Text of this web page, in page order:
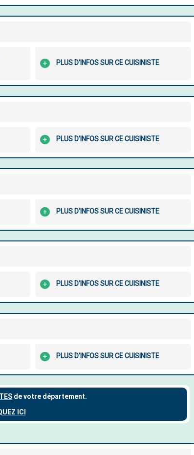
PLUS D'INFOS SUR CE CUISINISTE
PLUS D'INFOS SUR CE CUISINISTE
PLUS D'INFOS SUR CE CUISINISTE
PLUS D'INFOS SUR CE CUISINISTE
PLUS D'INFOS SUR CE CUISINISTE